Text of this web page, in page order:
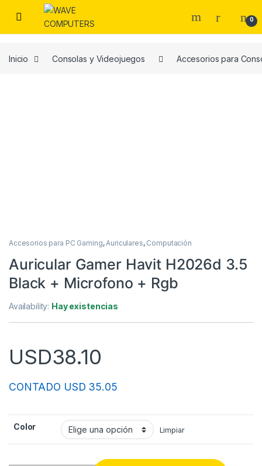
Skip to navigation
Skip to content
0
Inicio Consolas y Videojuegos Accesorios para
Accesorios para PC Gaming,Auriculares, Computación
Auricular Gamer Havit H2026d 3.5
Black + Microfono + Rgb
Availability: Hay existencias
USD38.10
CONTADO USD 35.05
Color Limpiar